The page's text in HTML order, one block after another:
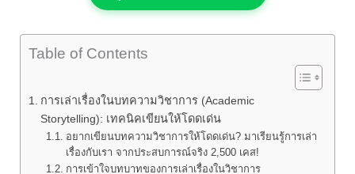
Table of Contents
การเล่าเรื่องในบทความวิชาการ (Academic
Storytelling): เทคนิคเขียนให้โดดเด่น
อยากเขียนบทความวิชาการให้โดดเด่น? มาเรียนรู้การเล่า
เรื่องกับเรา จากประสบการณ์จริง 2,500 เคส!
การเข้าใจบทบาทของการเล่าเรื่องในวิชาการ